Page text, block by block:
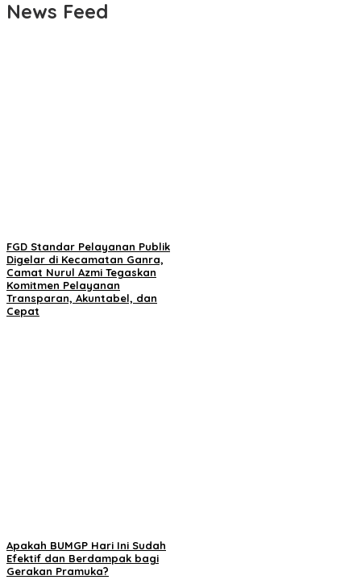
News Feed
FGD Standar Pelayanan Publik
Digelar di Kecamatan Ganra,
Camat Nurul Azmi Tegaskan
Komitmen Pelayanan
Transparan, Akuntabel, dan
Cepat
Apakah BUMGP Hari Ini Sudah
Efektif dan Berdampak bagi
Gerakan Pramuka?